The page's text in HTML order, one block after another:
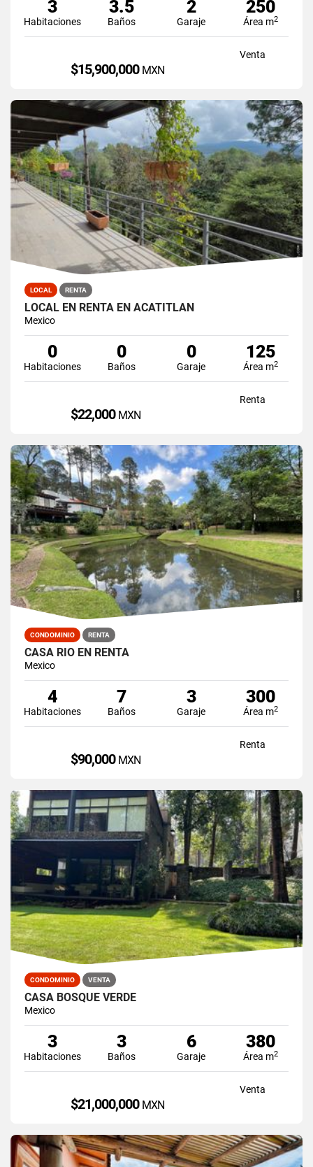
3
Habitaciones
3.5
Baños
2
Garaje
250
Área m2
Venta
$15,900,000 MXN
LOCAL RENTA
LOCAL EN RENTA EN ACATITLAN
Mexico
0
Habitaciones
0
Baños
0
Garaje
125
Área m2
Renta
$22,000 MXN
CONDOMINIO RENTA
CASA RIO EN RENTA
Mexico
4
Habitaciones
7
Baños
3
Garaje
300
Área m2
Renta
$90,000 MXN
CONDOMINIO VENTA
CASA BOSQUE VERDE
Mexico
3
Habitaciones
3
Baños
6
Garaje
380
Área m2
Venta
$21,000,000 MXN